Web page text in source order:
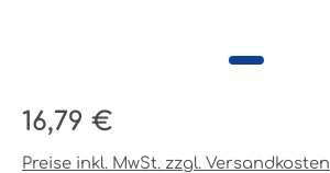
Regulärer Preis:
16,79 €
Preise inkl. MwSt. zzgl. Versandkosten